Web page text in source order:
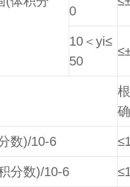
0
10＜yi≤
50
数)/10-6
分数)/10-6